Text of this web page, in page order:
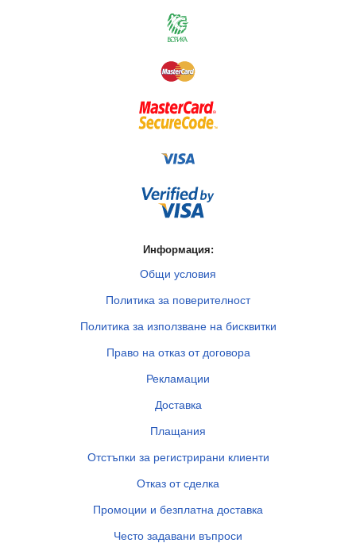
Информация:
Общи условия
Политика за поверителност
Политика за използване на бисквитки
Право на отказ от договора
Рекламации
Доставка
Плащания
Отстъпки за регистрирани клиенти
Отказ от сделка
Промоции и безплатна доставка
Често задавани въпроси